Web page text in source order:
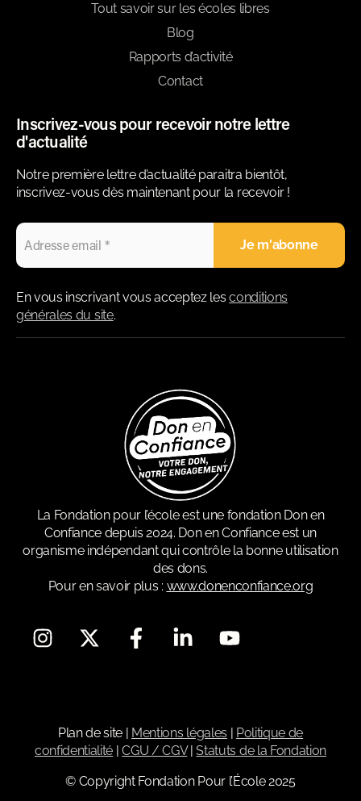
Tout savoir sur les écoles libres
Blog
Rapports d’activité
Contact
Inscrivez-vous pour recevoir notre lettre
d'actualité
Notre première lettre d’actualité paraitra bientôt,
inscrivez-vous dès maintenant pour la recevoir !
En vous inscrivant vous acceptez lesconditions
générales du site.
La Fondation pour l’école est une fondation Don en
Confiance depuis 2024. Don en Confiance est un
organisme indépendant qui contrôle la bonne utilisation
des dons.
Pour en savoir plus : www.donenconfiance.org
Plan de site | Mentions légales | Politique de
confidentialité |CGU / CGV|Statuts de la Fondation
© Copyright Fondation Pour l’École 2025